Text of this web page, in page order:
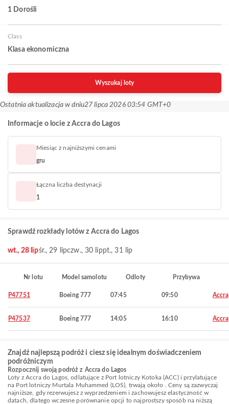
1 Dorośli
Class
Klasa ekonomiczna
Wyszukaj loty
Ostatnia aktualizacja w dniu27 lipca 2026 03:54 GMT+0
Informacje o locie z Accra do Lagos
Miesiąc z najniższymi cenami
gru
Łączna liczba destynacji
1
Sprawdź rozkłady lotów z Accra do Lagos
wt., 28 lipśr., 29 lipczw., 30 lippt., 31 lip
Nr lotu Model samolotu Odloty Przybywa
P47751 Boeing 777 07:45 09:50 Accra
P47537 Boeing 777 14:05 16:10 Accra
Znajdź najlepszą podróż i ciesz się idealnym doświadczeniem
podróżniczym
Rozpocznij swoją podróż z Accra do Lagos
Loty z Accra do Lagos, odlatujące z Port lotniczy Kotoka (ACC) i przylatujące
na Port lotniczy Murtala Muhammed (LOS), trwają około . Ceny są zazwyczaj
najniższe, gdy rezerwujesz z wyprzedzeniem i zachowujesz elastyczność w
datach, dlatego wczesne porównanie opcji to najprostszy sposób na niższą